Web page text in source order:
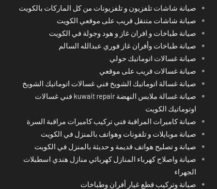
صيانة شاشات تلفزيون و تلفزيونات من كل الماركات بالكويت
صيانة شاشات متنقل قريب على موقعي الكويت
صيانة طباخات و افران غاز و هود وجولة في الكويت
صيانة طباخات وأفران غاز فوري عبدالله السالم
صيانة غسالات اتوماتيك حولي
صيانة غسالات قريب على موقعي
صيانة غسالة اتوماتيك الشويخ فني غسالات اتوماتيك الشويخ
صيانة غسالة ملابس النهضة kuwait repair فني غسالات
اوتوماتيك الكويت
صيانة كاميرات المراقبة فني تركيب كاميرات مراقبة السرة
صيانة موبايلات و تلفونات وهواتف بالمنزل في الكويت
صيانة و تصليح هواتف قديمة و حديثة بالمنزل في الكويت
صيانة واصلاح كهرباء المنازل كهربائي منازل هندي اسطبلات
الجهراء
صيانة وتركيب قطع غيار أفران وطباخات